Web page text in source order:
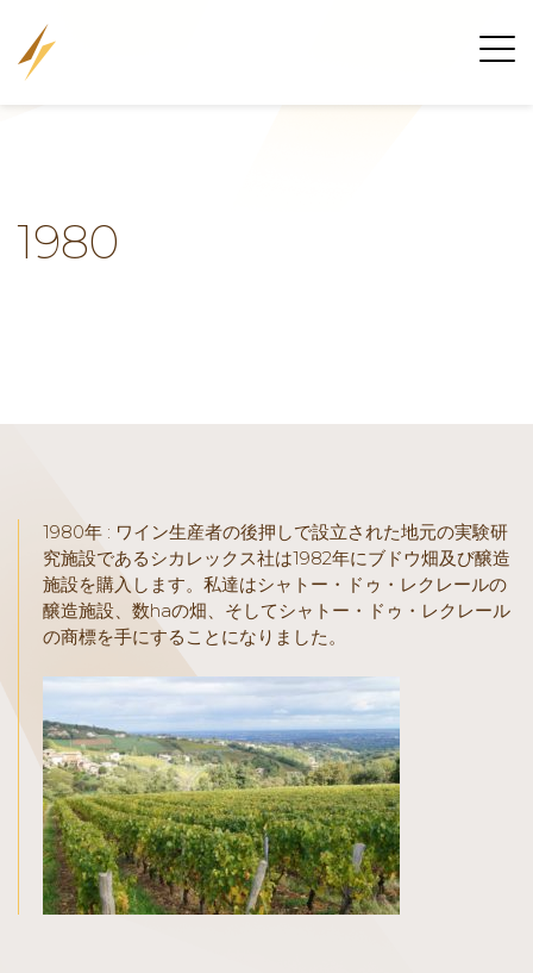
1980
1980年 : ワイン生産者の後押しで設立された地元の実験研
究施設であるシカレックス社は1982年にブドウ畑及び醸造
施設を購入します。私達はシャトー・ドゥ・レクレールの
醸造施設、数haの畑、そしてシャトー・ドゥ・レクレール
の商標を手にすることになりました。